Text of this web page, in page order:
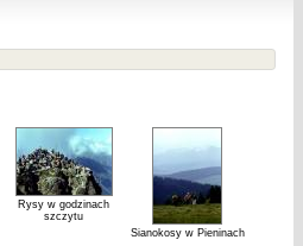
Rysy w godzinach
szczytu
Sianokosy w Pieninach